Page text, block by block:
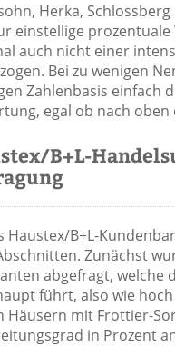
Herka,
einstellige
auch nicht einer
Bei zu wenigen
Zahlenbasis einfach
egal ob nach
B+L-
Haustex/B+L-
Zunächst
abgefragt, welche
führt, also wie
Häusern mit Frottier-
in Prozent